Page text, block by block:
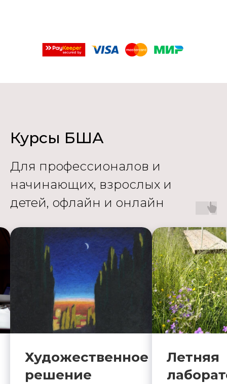
Курсы БША
Для профессионалов и
начинающих, взрослых и
детей, офлайн и онлайн
Художественное
решение
Летняя